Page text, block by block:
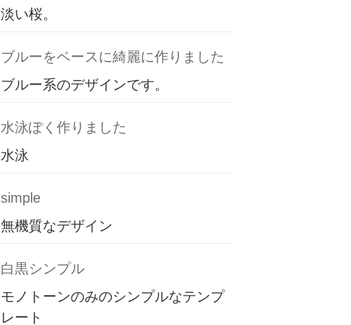
淡い桜。
ブルーをベースに綺麗に作りました
ブルー系のデザインです。
水泳ぽく作りました
水泳
simple
無機質なデザイン
白黒シンプル
モノトーンのみのシンプルなテンプ
レート